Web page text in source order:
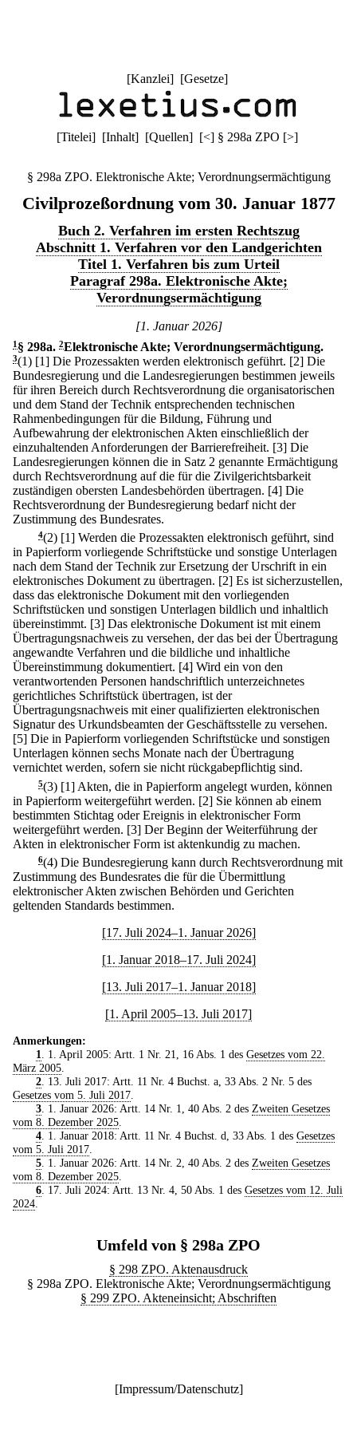
[Kanzlei] [Gesetze]
[Titelei] [Inhalt] [Quellen] [<] § 298a ZPO [>]
§ 298a ZPO. Elektronische Akte; Verordnungsermächtigung
Civilprozeßordnung vom 30. Januar 1877
Buch 2. Verfahren im ersten Rechtszug
Abschnitt 1. Verfahren vor den Landgerichten
Titel 1. Verfahren bis zum Urteil
Paragraf 298a. Elektronische Akte;
Verordnungsermächtigung
[1. Januar 2026]
1 § 298a. 2Elektronische Akte; Verordnungsermächtigung.
3(1) [1] Die Prozessakten werden elektronisch geführt. [2] Die
Bundesregierung und die Landesregierungen bestimmen jeweils
für ihren Bereich durch Rechtsverordnung die organisatorischen
und dem Stand der Technik entsprechenden technischen
Rahmenbedingungen für die Bildung, Führung und
Aufbewahrung der elektronischen Akten einschließlich der
einzuhaltenden Anforderungen der Barrierefreiheit. [3] Die
Landesregierungen können die in Satz 2 genannte Ermächtigung
durch Rechtsverordnung auf die für die Zivilgerichtsbarkeit
zuständigen obersten Landesbehörden übertragen. [4] Die
Rechtsverordnung der Bundesregierung bedarf nicht der
Zustimmung des Bundesrates.
4(2) [1] Werden die Prozessakten elektronisch geführt, sind
in Papierform vorliegende Schriftstücke und sonstige Unterlagen
nach dem Stand der Technik zur Ersetzung der Urschrift in ein
elektronisches Dokument zu übertragen. [2] Es ist sicherzustellen,
dass das elektronische Dokument mit den vorliegenden
Schriftstücken und sonstigen Unterlagen bildlich und inhaltlich
übereinstimmt. [3] Das elektronische Dokument ist mit einem
Übertragungsnachweis zu versehen, der das bei der Übertragung
angewandte Verfahren und die bildliche und inhaltliche
Übereinstimmung dokumentiert. [4] Wird ein von den
verantwortenden Personen handschriftlich unterzeichnetes
gerichtliches Schriftstück übertragen, ist der
Übertragungsnachweis mit einer qualifizierten elektronischen
Signatur des Urkundsbeamten der Geschäftsstelle zu versehen.
[5] Die in Papierform vorliegenden Schriftstücke und sonstigen
Unterlagen können sechs Monate nach der Übertragung
vernichtet werden, sofern sie nicht rückgabepflichtig sind.
5(3) [1] Akten, die in Papierform angelegt wurden, können
in Papierform weitergeführt werden. [2] Sie können ab einem
bestimmten Stichtag oder Ereignis in elektronischer Form
weitergeführt werden. [3] Der Beginn der Weiterführung der
Akten in elektronischer Form ist aktenkundig zu machen.
6(4) Die Bundesregierung kann durch Rechtsverordnung mit
Zustimmung des Bundesrates die für die Übermittlung
elektronischer Akten zwischen Behörden und Gerichten
geltenden Standards bestimmen.
[17. Juli 2024–1. Januar 2026]
[1. Januar 2018–17. Juli 2024]
[13. Juli 2017–1. Januar 2018]
[1. April 2005–13. Juli 2017]
Anmerkungen:
1
. 1. April 2005: Artt. 1 Nr. 21, 16 Abs. 1 des Gesetzes vom 22.
März 2005
2. 13. Juli 2017: Artt. 11 Nr. 4 Buchst. a, 33 Abs. 2 Nr. 5 des
Gesetzes vom 5. Juli 2017
3. 1. Januar 2026: Artt. 14 Nr. 1, 40 Abs. 2 des Zweiten Gesetzes
vom 8. Dezember 2025
4. 1. Januar 2018: Artt. 11 Nr. 4 Buchst. d, 33 Abs. 1 des Gesetzes
vom 5. Juli 2017
5. 1. Januar 2026: Artt. 14 Nr. 2, 40 Abs. 2 des Zweiten Gesetzes
vom 8. Dezember 2025
6. 17. Juli 2024: Artt. 13 Nr. 4, 50 Abs. 1 des Gesetzes vom 12. Juli
2024
Umfeld von § 298a ZPO
§ 298 ZPO. Aktenausdruck
§ 298a ZPO. Elektronische Akte; Verordnungsermächtigung
§ 299 ZPO. Akteneinsicht; Abschriften
[Impressum/Datenschutz]